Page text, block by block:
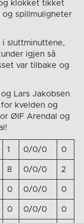
klokket tikket
og spillmuligheter
sluttminuttene,
igjen så
var tilbake og
Lars Jakobsen
kvelden og
ØIF Arendal og
1 0/0/0 0
8 0/0/0 2
0 0/0/0 0
0 0/0/0 0